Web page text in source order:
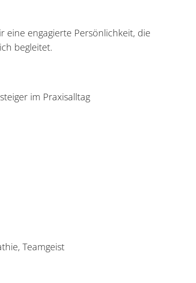
eine engagierte Persönlichkeit, die
begleitet.
im Praxisalltag
Teamgeist